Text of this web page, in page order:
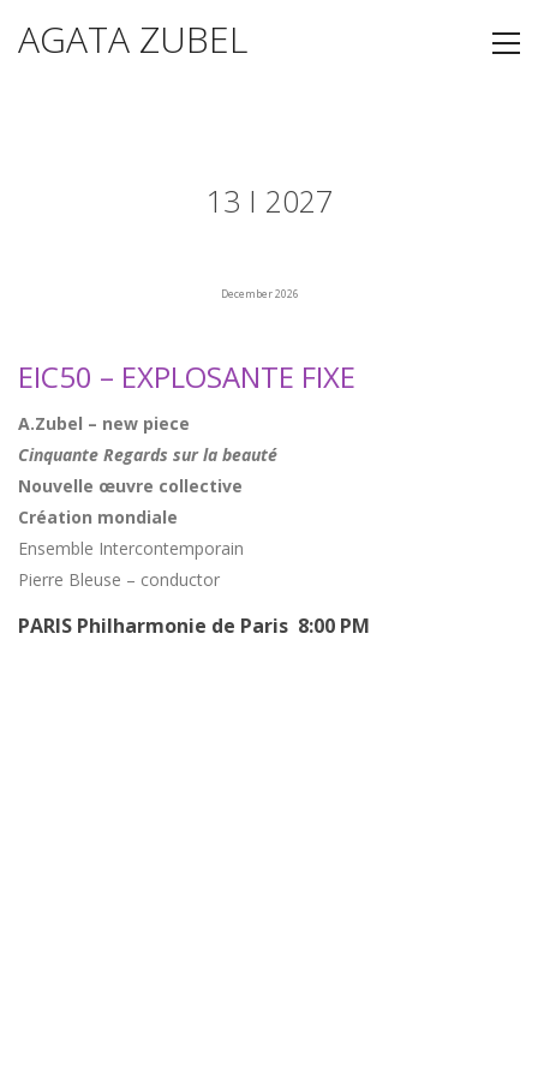
AGATA ZUBEL
13 I 2027
December 2026
EIC50 – EXPLOSANTE FIXE
A.Zubel – new piece
Cinquante Regards sur la beauté
Nouvelle œuvre collective
Création mondiale
Ensemble Intercontemporain
Pierre Bleuse – conductor
PARIS Philharmonie de Paris 8:00 PM